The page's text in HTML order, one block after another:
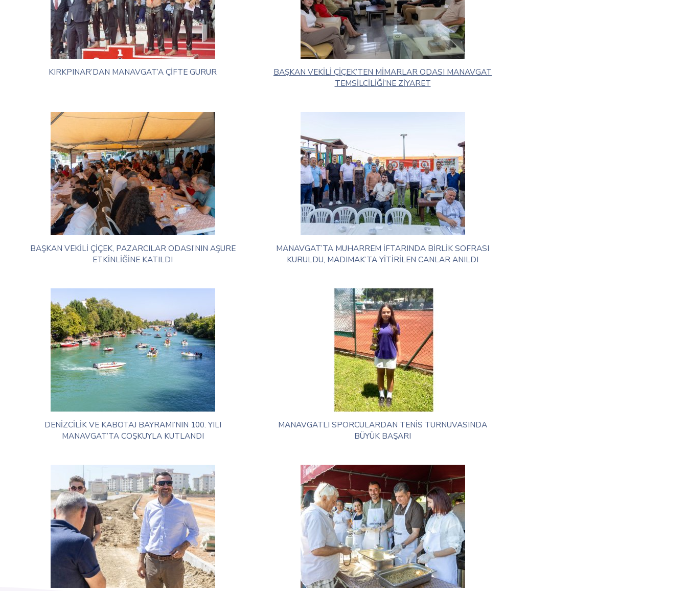
KIRKPINAR’DAN MANAVGAT’A ÇİFTE GURUR
BAŞKAN VEKİLİ ÇİÇEK’TEN MİMARLAR ODASI MANAVGAT
TEMSİLCİLİĞİ’NE ZİYARET
BAŞKAN VEKİLİ ÇİÇEK, PAZARCILAR ODASI’NIN AŞURE
ETKİNLİĞİNE KATILDI
MANAVGAT’TA MUHARREM İFTARINDA BİRLİK SOFRASI
KURULDU, MADIMAK’TA YİTİRİLEN CANLAR ANILDI
DENİZCİLİK VE KABOTAJ BAYRAMI’NIN 100. YILI
MANAVGAT’TA COŞKUYLA KUTLANDI
MANAVGATLI SPORCULARDAN TENİS TURNUVASINDA
BÜYÜK BAŞARI